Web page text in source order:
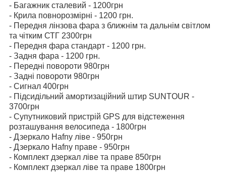
- Багажник сталевий - 1200грн
- Крила повнорозмірні - 1200 грн.
- Передня лінзова фара з ближнім та дальнім світлом
та чітким СТГ 2300грн
- Передня фара стандарт - 1200 грн.
- Задня фара - 1200 грн.
- Передні повороти 980грн
- Задні повороти 980грн
- Сигнал 400грн
- Підсидільний амортизаційний штир SUNTOUR -
3700грн
- Супутниковий пристрій GPS для відстеження
розташування велосипеда - 1800грн
- Дзеркало Hafny ліве - 950грн
- Дзеркало Hafny праве - 950грн
- Комплект дзеркал ліве та праве 850грн
- Комплект дзеркал ліве та праве 1800грн